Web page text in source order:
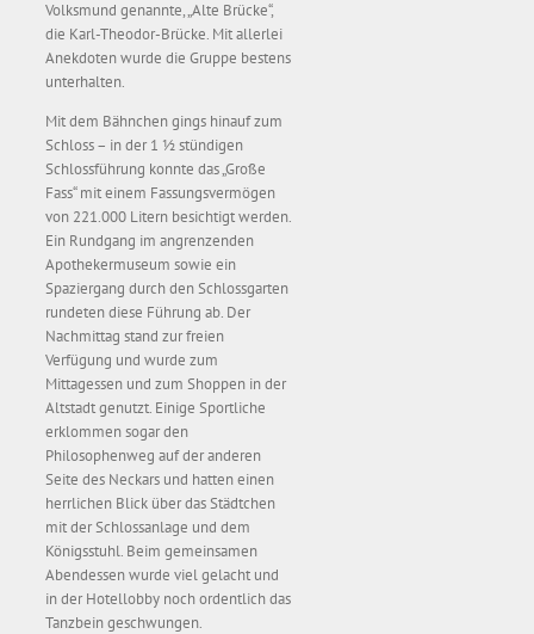
Volksmund genannte, „Alte Brücke“,
die Karl-Theodor-Brücke. Mit allerlei
Anekdoten wurde die Gruppe bestens
unterhalten.
Mit dem Bähnchen gings hinauf zum
Schloss – in der 1 ½ stündigen
Schlossführung konnte das „Große
Fass“ mit einem Fassungsvermögen
von 221.000 Litern besichtigt werden.
Ein Rundgang im angrenzenden
Apothekermuseum sowie ein
Spaziergang durch den Schlossgarten
rundeten diese Führung ab. Der
Nachmittag stand zur freien
Verfügung und wurde zum
Mittagessen und zum Shoppen in der
Altstadt genutzt. Einige Sportliche
erklommen sogar den
Philosophenweg auf der anderen
Seite des Neckars und hatten einen
herrlichen Blick über das Städtchen
mit der Schlossanlage und dem
Königsstuhl. Beim gemeinsamen
Abendessen wurde viel gelacht und
in der Hotellobby noch ordentlich das
Tanzbein geschwungen.